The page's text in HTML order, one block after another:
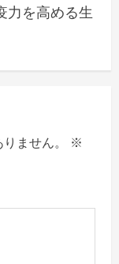
力を高める生
ません。
※